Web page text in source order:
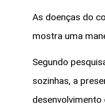
As doenças do
mostra uma
Segundo
sozinhas, a